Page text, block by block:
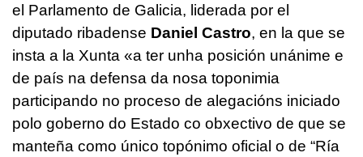
el Parlamento de Galicia, liderada por el
diputado ribadense Daniel Castro, en la que se
insta a la Xunta «a ter unha posición unánime e
de país na defensa da nosa toponimia
participando no proceso de alegacións iniciado
polo goberno do Estado co obxectivo de que se
manteña como único topónimo oficial o de “Ría